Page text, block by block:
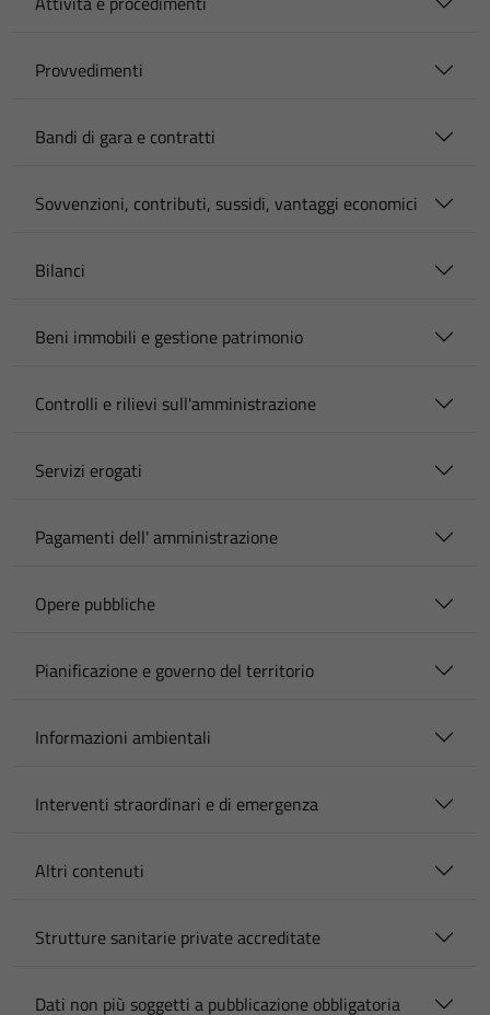
Provvedimenti
Bandi di gara e contratti
Sovvenzioni, contributi, sussidi, vantaggi economici
Bilanci
Beni immobili e gestione patrimonio
Controlli e rilievi sull'amministrazione
Servizi erogati
Pagamenti dell' amministrazione
Opere pubbliche
Pianificazione e governo del territorio
Informazioni ambientali
Interventi straordinari e di emergenza
Altri contenuti
Strutture sanitarie private accreditate
Dati non più soggetti a pubblicazione obbligatoria